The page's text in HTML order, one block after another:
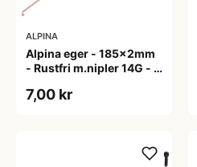
ALPINA
Alpina eger - 185x2mm
- Rustfri m.nipler 14G - 1
7,00 kr